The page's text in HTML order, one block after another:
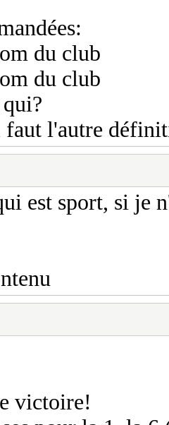
du club
du club
faut l'autre
est sport, si je
victoire!